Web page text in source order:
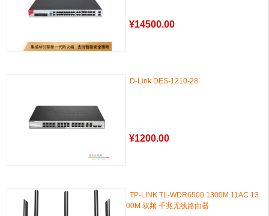
¥14500.00
D-Link DES-1210-28
¥1200.00
TP-LINK TL-WDR6500 1300M 11AC 13
00M 双频 千兆无线路由器